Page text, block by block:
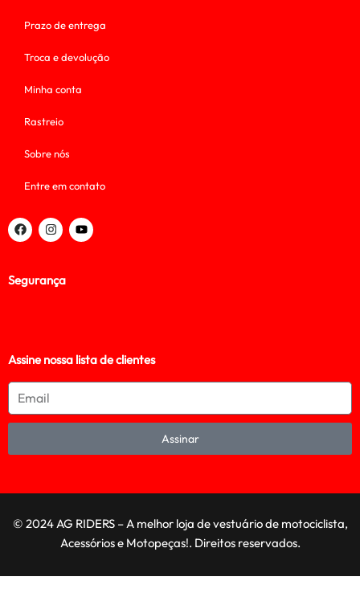
Prazo de entrega
Troca e devolução
Minha conta
Rastreio
Sobre nós
Entre em contato
Segurança
Assine nossa lista de clientes
Assinar
© 2024 AG RIDERS – A melhor loja de vestuário de motociclista,
Acessórios e Motopeças!. Direitos reservados.